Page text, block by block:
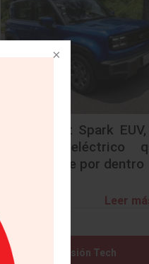
Chevrolet Spark
urbano eléctrico
sorprende por dentro
Leer
Visión Tech